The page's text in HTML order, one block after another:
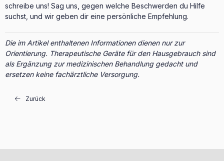
schreibe uns! Sag uns, gegen welche Beschwerden du Hilfe
suchst, und wir geben dir eine persönliche Empfehlung.
Die im Artikel enthaltenen Informationen dienen nur zur
Orientierung. Therapeutische Geräte für den Hausgebrauch sind
als Ergänzung zur medizinischen Behandlung gedacht und
ersetzen keine fachärztliche Versorgung.
Zurück